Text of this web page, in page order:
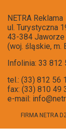
NETRA Reklama
ul. Turystyczna
43-384 Jaworze
(woj. śląskie, m.
Infolinia: 33 812
tel.: (33) 812 56
fax: (33) 810 49
e-mail:
FIRMA NETRA